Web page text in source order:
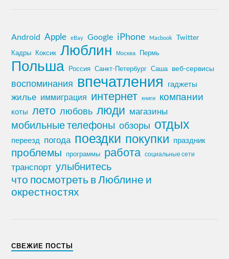
Android Apple eBay Google iPhone Macbook Twitter
Кадры Коксик Люблин Москва Пермь
Польша Россия Санкт-Петербург Саша веб-сервисы
воспоминания впечатления гаджеты
жилье иммиграция интернет книги компании
коты лето любовь люди магазины
мобильные телефоны обзоры отдых
переезд погода поездки покупки праздник
проблемы программы работа социальные сети
транспорт улыбнитесь
что посмотреть в Люблине и
окрестностях
СВЕЖИЕ ПОСТЫ